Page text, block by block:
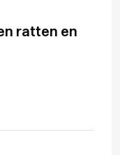
ratten en